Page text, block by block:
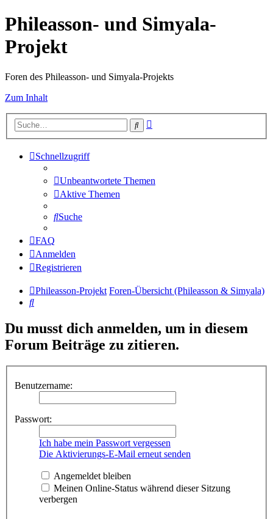
Phileasson- und Simyala-
Projekt
Foren des Phileasson- und Simyala-Projekts
Zum Inhalt
Suche
Schnellzugriff
Unbeantwortete Themen
Aktive Themen
Suche
FAQ
Anmelden
Registrieren
Phileasson-Projekt Foren-Übersicht (Phileasson & Simyala)
Suche
Du musst dich anmelden, um in diesem
Forum Beiträge zu zitieren.
Benutzername:
Passwort:
Ich habe mein Passwort vergessen
Die Aktivierungs-E-Mail erneut senden
Angemeldet bleiben
Meinen Online-Status während dieser Sitzung
verbergen